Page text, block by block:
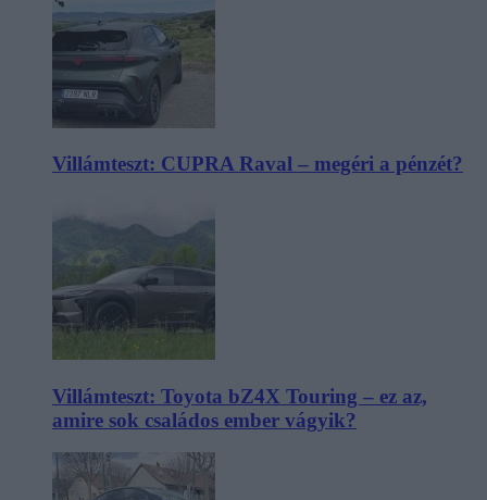
Villámteszt: CUPRA Raval – megéri a pénzét?
Villámteszt: Toyota bZ4X Touring – ez az,
amire sok családos ember vágyik?